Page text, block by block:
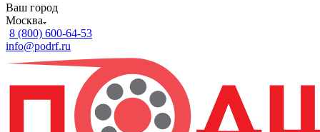
Ваш город
Москва
8 (800) 600-64-53
info@podrf.ru